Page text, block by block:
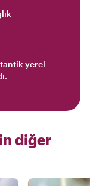
yerel
diğer